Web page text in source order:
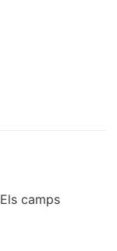
Els camps